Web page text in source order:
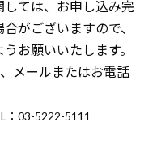
しては、お申し込み完
がございますので、
お願いいたします。
メールまたはお電話
：03-5222-5111